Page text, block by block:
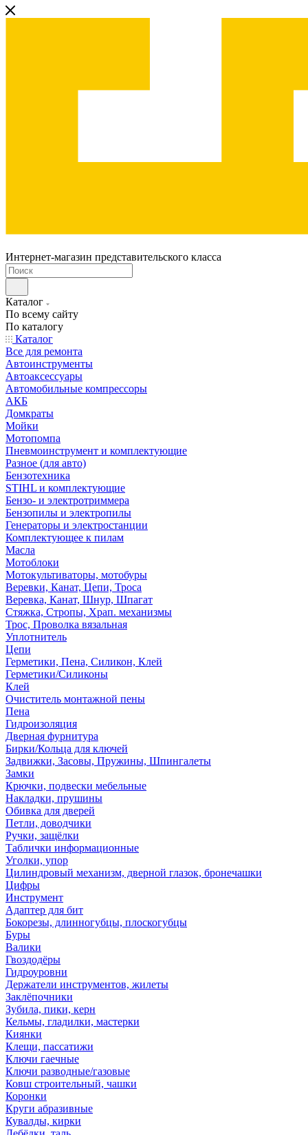
Интернет-магазин представительского класса
Каталог
По всему сайту
По каталогу
Каталог
Все для ремонта
Автоинструменты
Автоаксессуары
Автомобильные компрессоры
АКБ
Домкраты
Мойки
Мотопомпа
Пневмоинструмент и комплектующие
Разное (для авто)
Бензотехника
STIHL и комплектующие
Бензо- и электротриммера
Бензопилы и электропилы
Генераторы и электростанции
Комплектующее к пилам
Масла
Мотоблоки
Мотокультиваторы, мотобуры
Веревки, Канат, Цепи, Троса
Веревка, Канат, Шнур, Шпагат
Стяжка, Стропы, Храп. механизмы
Трос, Проволка вязальная
Уплотнитель
Цепи
Герметики, Пена, Силикон, Клей
Герметики/Силиконы
Клей
Очиститель монтажной пены
Пена
Гидроизоляция
Дверная фурнитура
Бирки/Кольца для ключей
Задвижки, Засовы, Пружины, Шпингалеты
Замки
Крючки, подвески мебельные
Накладки, прушины
Обивка для дверей
Петли, доводчики
Ручки, защёлки
Таблички информационные
Уголки, упор
Цилиндровый механизм, дверной глазок, бронечашки
Цифры
Инструмент
Адаптер для бит
Бокорезы, длинногубцы, плоскогубцы
Буры
Валики
Гвоздодёры
Гидроуровни
Держатели инструментов, жилеты
Заклёпочники
Зубила, пики, керн
Кельмы, гладилки, мастерки
Киянки
Клещи, пассатижи
Ключи гаечные
Ключи разводные/газовые
Ковш строительный, чашки
Коронки
Круги абразивные
Кувалды, кирки